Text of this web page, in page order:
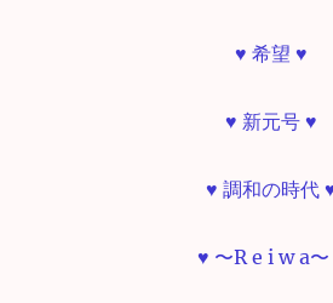
♥ 希望 ♥
♥ 新元号 ♥
♥ 調和の時代
♥ 〜R e i w a〜